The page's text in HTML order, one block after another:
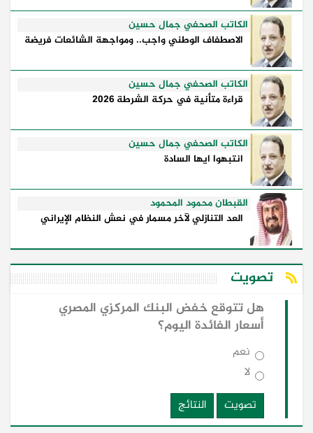
الكاتب الصحفي جمال حسين
الاصطفاف الوطني واجب.. ومواجهة الشائعات فريضة
الكاتب الصحفي جمال حسين
قراءة متأنية في حركة الشرطة 2026
الكاتب الصحفي جمال حسين
انتبهوا ايها السادة
القبطان محمود المحمود
العد التنازلي لآخر مسمار في نعش النظام الإيراني
تصويت
هل تتوقع خفض البنك المركزي المصري
أسعار الفائدة اليوم؟
نعم
لا
تصويت
النتائج